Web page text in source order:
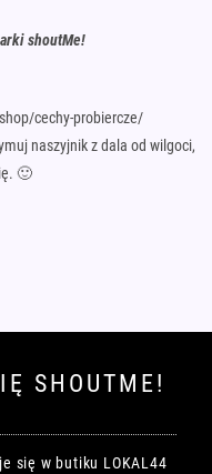
shoutMe!
cechy-probiercze/
naszyjnik z dala od wilgoci,
🙂
SHOUTME!
się w butiku LOKAL44